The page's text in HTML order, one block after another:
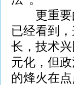
更重要的
已经看到
长，技术
元化，但
的烽火在